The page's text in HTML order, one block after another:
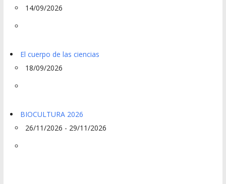
14/09/2026
El cuerpo de las ciencias
18/09/2026
BIOCULTURA 2026
26/11/2026 - 29/11/2026